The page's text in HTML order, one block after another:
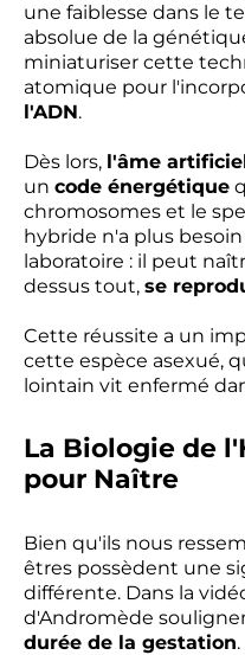
une faiblesse dans le
absolue de la
miniaturiser cette
atomique pour
l'ADN.
Dès lors, l'âme
un code énergétique
chromosomes et le
hybride n'a plus
laboratoire : il peut
dessus tout, se
Cette réussite a un
cette espèce asexué,
lointain vit enfermé
La Biologie de
pour Naître
Bien qu'ils nous
êtres possèdent une
différente. Dans la
d'Andromède
durée de la gestation.